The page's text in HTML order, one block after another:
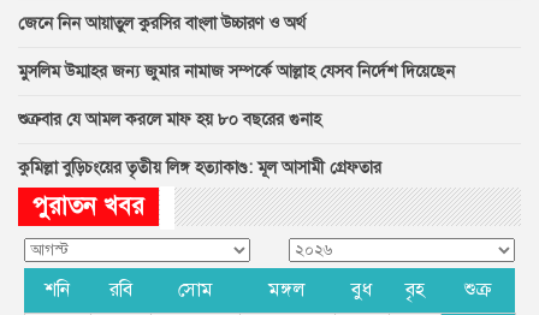
জেনে নিন আয়াতুল কুরসির বাংলা উচ্চারণ ও অর্থ
মুসলিম উম্মাহর জন্য জুমার নামাজ সম্পর্কে আল্লাহ যেসব নির্দেশ দিয়েছেন
শুক্রবার যে আমল করলে মাফ হয় ৮০ বছরের গুনাহ
কুমিল্লা বুড়িচংয়ের তৃতীয় লিঙ্গ হত্যাকাণ্ড: মূল আসামী গ্রেফতার
পুরাতন খবর
শনি রবি সোম মঙ্গল বুধ বৃহ শুক্র